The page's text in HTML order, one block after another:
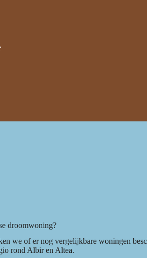
droomwoning?
we of er nog vergelijkbare woningen
rond Albir en Altea.